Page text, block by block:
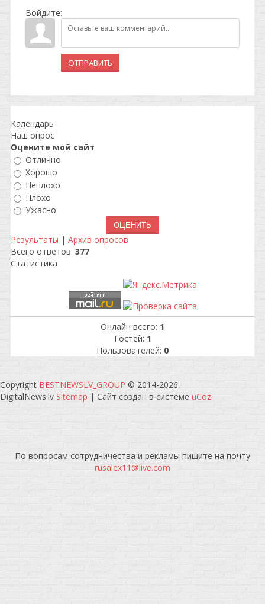
Войдите:
ОТПРАВИТЬ
Календарь
Наш опрос
Оцените мой сайт
Отлично
Хорошо
Неплохо
Плохо
Ужасно
Результаты | Архив опросов
Всего ответов: 377
Статистика
Онлайн всего: 1
Гостей: 1
Пользователей: 0
Copyright BESTNEWSLV_GROUP © 2014-2026.
DigitalNews.lv Sitemap | Сайт создан в системе uCoz
По вопросам сотрудничества и рекламы пишите на почту
rusalex11@live.com